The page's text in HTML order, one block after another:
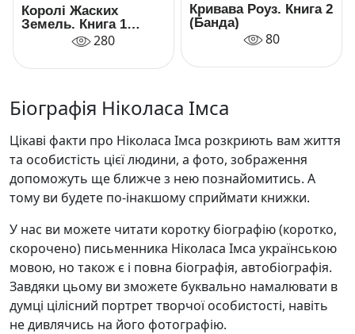
Королі Жаских
Земель. Книга 1
280
Кривава Роуз. Книга 2
(Банда)
80
Біографія Ніколаса Імса
Цікаві факти про Ніколаса Імса розкриють вам життя
та особистість цієї людини, а фото, зображення
допоможуть ще ближче з нею познайомитись. А
тому ви будете по-інакшому сприймати книжки.
У нас ви можете читати коротку біографію (коротко,
скорочено) письменника Ніколаса Імса українською
мовою, но також є і повна біографія, автобіографія.
Завдяки цьому ви зможете буквально намалювати в
думці цілісний портрет творчої особистості, навіть
не дивлячись на його фотографію.